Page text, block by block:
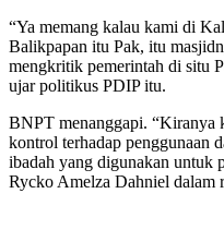
“Ya memang kalau kami di
Balikpapan itu Pak, itu
mengkritik pemerintah di situ
ujar politikus PDIP itu.
BNPT menanggapi. “Kiranya
kontrol terhadap penggunaan
ibadah yang digunakan untuk
Rycko Amelza Dahniel dalam